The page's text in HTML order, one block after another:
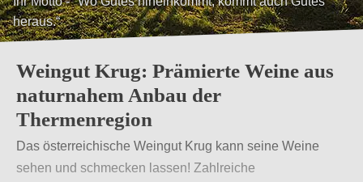
heraus.“
Weingut Krug: Prämierte Weine aus
naturnahem Anbau der
Thermenregion
Das österreichische Weingut Krug kann seine Weine
sehen und schmecken lassen! Zahlreiche